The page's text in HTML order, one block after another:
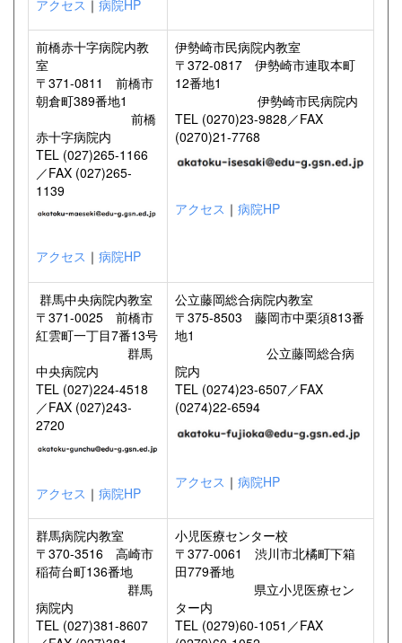
アクセス ｜ 病院HP
前橋赤十字病院内教
室
〒371-0811 前橋市
朝倉町389番地1
前橋
赤十字病院内
TEL (027)265-1166
／FAX (027)265-
1139
アクセス ｜ 病院HP
伊勢崎市民病院内教室
〒372-0817 伊勢崎市連取本町
12番地1
伊勢崎市民病院内
TEL (0270)23-9828／FAX
(0270)21-7768
アクセス ｜ 病院HP
群馬中央病院内教室
〒371-0025 前橋市
紅雲町一丁目7番13号
群馬
中央病院内
TEL (027)224-4518
／FAX (027)243-
2720
アクセス ｜ 病院HP
公立藤岡総合病院内教室
〒375-8503 藤岡市中栗須813番
地1
公立藤岡総合病
院内
TEL (0274)23-6507／FAX
(0274)22-6594
アクセス ｜ 病院HP
群馬病院内教室
〒370-3516 高崎市
稲荷台町136番地
群馬
病院内
TEL (027)381-8607
小児医療センター校
〒377-0061 渋川市北橘町下箱
田779番地
県立小児医療セン
ター内
TEL (0279)60-1051／FAX